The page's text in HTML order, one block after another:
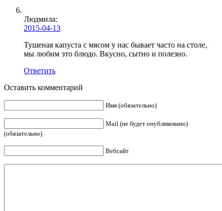
Людмила:
2015-04-13
Тушеная капуста с мясом у нас бывает часто на столе,
мы любим это блюдо. Вкусно, сытно и полезно.
Ответить
Оставить комментарий
Имя (обязательно)
Mail (не будет опубликовано)
(обязательно)
Вебсайт